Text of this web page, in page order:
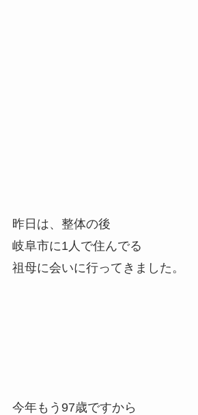
昨日は、整体の後
岐阜市に1人で住んでる
祖母に会いに行ってきました。
今年もう97歳ですから